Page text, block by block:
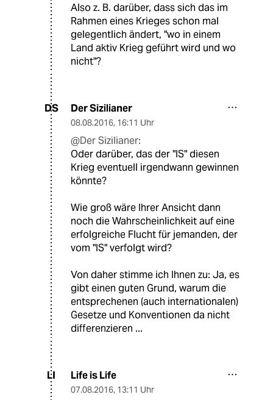
Also z. B. darüber, dass sich das im
Rahmen eines Krieges schon mal
gelegentlich ändert, "wo in einem
Land aktiv Krieg geführt wird und wo
nicht"?
DS Der Sizilianer
08.08.2016, 16:11 Uhr
@Der Sizilianer:
Oder darüber, das der "IS" diesen
Krieg eventuell irgendwann gewinnen
könnte?
Wie groß wäre Ihrer Ansicht dann
noch die Wahrscheinlichkeit auf eine
erfolgreiche Flucht für jemanden, der
vom "IS" verfolgt wird?
Von daher stimme ich Ihnen zu: Ja, es
gibt einen guten Grund, warum die
entsprechenen (auch internationalen)
Gesetze und Konventionen da nicht
differenzieren ...
LI Life is Life
07.08.2016, 13:11 Uhr